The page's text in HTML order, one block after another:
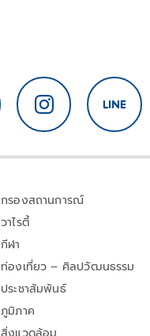
กรองสถานการณ์
วาไรตี้
กีฬา
ท่องเที่ยว – ศิลปวัฒนธรรม
ประชาสัมพันธ์
ภูมิภาค